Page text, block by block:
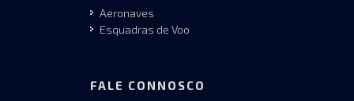
Aeronaves
Esquadras de Voo
FALE CONNOSCO